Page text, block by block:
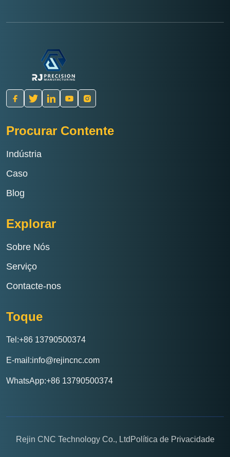
Procurar Contente
Indústria
Caso
Blog
Explorar
Sobre Nós
Serviço
Contacte-nos
Toque
Tel:+86 13790500374
E-mail:info@rejincnc.com
WhatsApp:+86 13790500374
Rejin CNC Technology Co., Ltd Política de Privacidade